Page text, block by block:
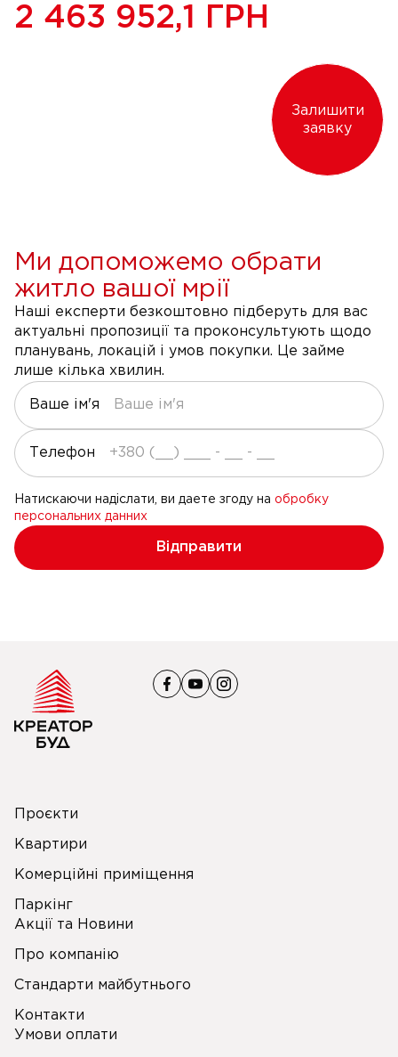
2 463 952,1 ГРН
Залишити
заявку
Ми допоможемо обрати
житло вашої мрії
Наші експерти безкоштовно підберуть для вас
актуальні пропозиції та проконсультують щодо
планувань, локацій і умов покупки. Це займе
лише кілька хвилин.
Ваше ім'я
Телефон
Натискаючи надіслати, ви даете згоду на обробку
персональних данних
Відправити
Проєкти
Квартири
Комерційні приміщення
Паркінг
Акції та Новини
Про компанію
Стандарти майбутнього
Контакти
Умови оплати